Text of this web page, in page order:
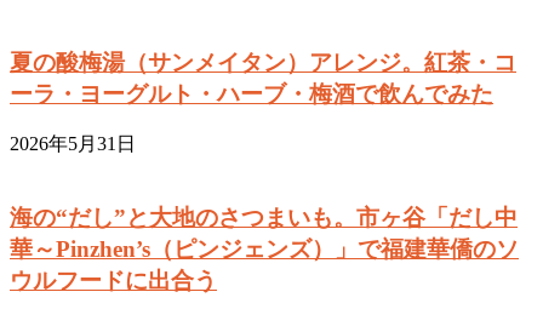
夏の酸梅湯（サンメイタン）アレンジ。紅茶・コ
ーラ・ヨーグルト・ハーブ・梅酒で飲んでみた
2026年5月31日
海の“だし”と大地のさつまいも。市ヶ谷「だし中
華～Pinzhen’s（ピンジェンズ）」で福建華僑のソ
ウルフードに出合う